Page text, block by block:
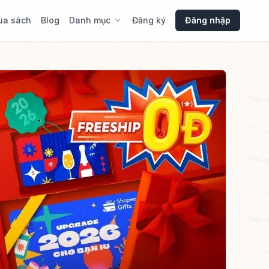
sách Blog Danh mục Đăng ký Đăng nhập